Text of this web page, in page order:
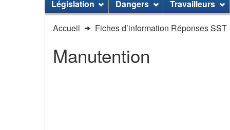
du
site
Législation Dangers Travailleurs
Accueil Fiches d’information Réponses SST
Manutention